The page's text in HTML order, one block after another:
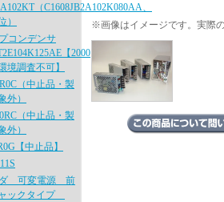
（C1608JB2A102K080AA、
）
コンデンサ
【2000
境調査不可】
（中止品・製
外）
（中止品・製
外）
【中止品】
ダ 可変電源 前
ックタイプ
※画像はイメージです。実際